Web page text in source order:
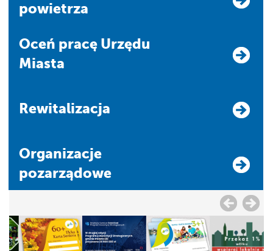
powietrza
Oceń pracę Urzędu
Miasta
Rewitalizacja
Organizacje
pozarządowe